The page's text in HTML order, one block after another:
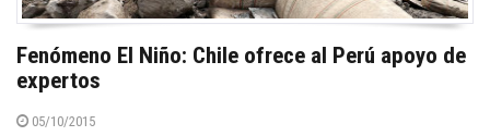
Fenómeno El Niño: Chile ofrece al Perú apoyo de
expertos
05/10/2015